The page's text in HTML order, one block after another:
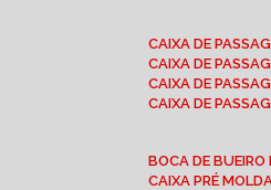
CAIXA DE
CAIXA DE
CAIXA DE
CAIXA DE
BOCA DE
CAIXA PRÉ